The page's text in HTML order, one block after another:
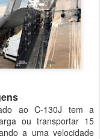
ao C-130J tem a
ou transportar 15
a uma velocidade